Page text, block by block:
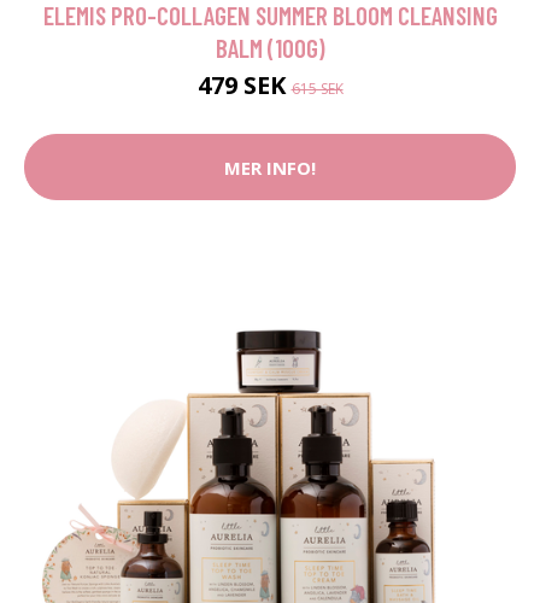
ELEMIS PRO-COLLAGEN SUMMER BLOOM CLEANSING
BALM (100G)
479 SEK615 SEK
MER INFO!